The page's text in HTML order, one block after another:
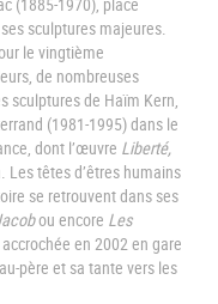
sculptures majeures.
le vingtième
de nombreuses
sculptures de Haïm Kern,
(1981-1995) dans le
dont l’œuvre Liberté,
têtes d’êtres humains
se retrouvent dans ses
ou encore Les
en 2002 en gare
père et sa tante vers les